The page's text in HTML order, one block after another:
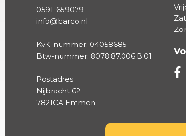
0591-659079
info@barco.nl
KvK-nummer: 04058685
Btw-nummer: 8078.87.006.B.01
Postadres
Nijbracht 62
7821CA Emmen